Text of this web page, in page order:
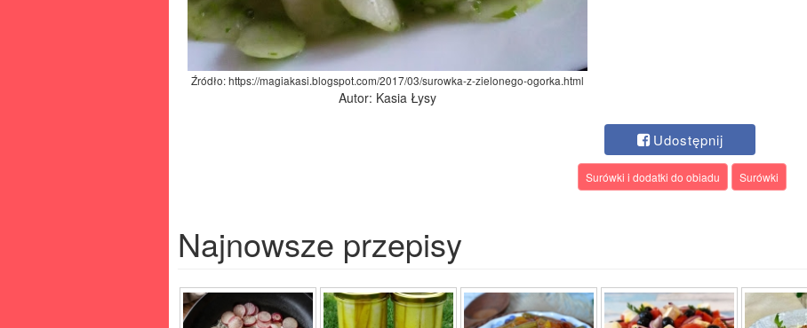
Źródło: https://magiakasi.blogspot.com/2017/03/surowka-z-zielonego-ogorka.html
Autor: Kasia Łysy
Udostępnij
Surówki i dodatki do obiadu Surówki
Najnowsze przepisy